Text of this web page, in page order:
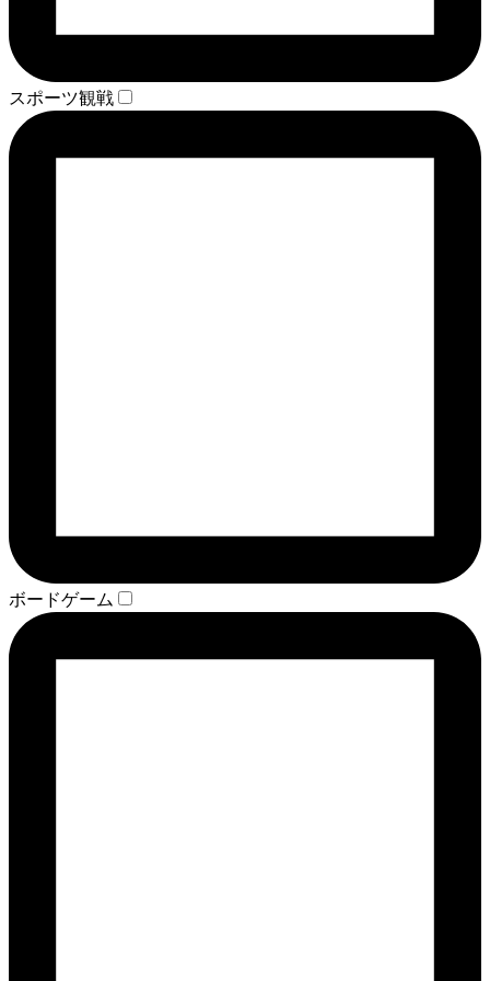
スポーツ観戦
ボードゲーム